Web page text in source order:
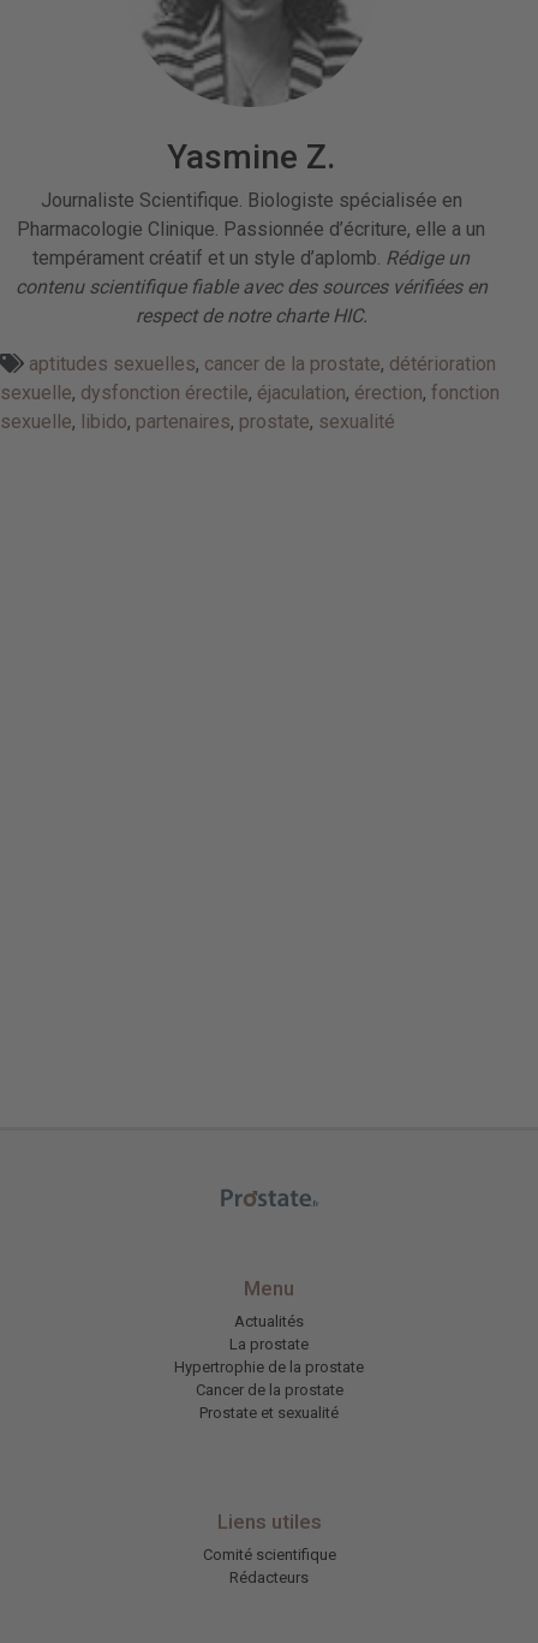
Yasmine Z.
Journaliste Scientifique. Biologiste spécialisée en
Pharmacologie Clinique. Passionnée d’écriture, elle a un
tempérament créatif et un style d’aplomb. Rédige un
contenu scientifique fiable avec des sources vérifiées en
respect de notre charte HIC.
aptitudes sexuelles, cancer de la prostate, détérioration
sexuelle, dysfonction érectile, éjaculation, érection, fonction
sexuelle, libido, partenaires, prostate, sexualité
Menu
Actualités
La prostate
Hypertrophie de la prostate
Cancer de la prostate
Prostate et sexualité
Liens utiles
Comité scientifique
Rédacteurs